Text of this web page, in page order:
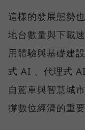
這樣的發展態勢
地台數量與下載
用體驗與基礎建
式 AI 、代理式
自駕車與智慧城
撐數位經濟的重要